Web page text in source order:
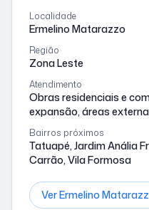
Localidade
Ermelino Matarazzo
Região
Zona Leste
Atendimento
Obras residenciais e
expansão, áreas
Bairros próximos
Tatuapé, Jardim Anália
Carrão, Vila Formosa
VerErmelino